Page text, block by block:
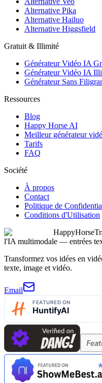
Alternative Pika
Alternative Hailuo
Alternative Higgsfield
Gratuit & Illimité
Générateur Vidéo IA
Générateur Vidéo IA
Générateur Sans
Ressources
Blog
Happy Horse AI
Meilleur générateur
Tarifs
FAQ
Société
À propos
Contact
Politique de
Conditions d'Utilisation
HappyHorse
l'IA multimodale — entrées
Transformez vos idées en
texte, image et vidéo.
Email